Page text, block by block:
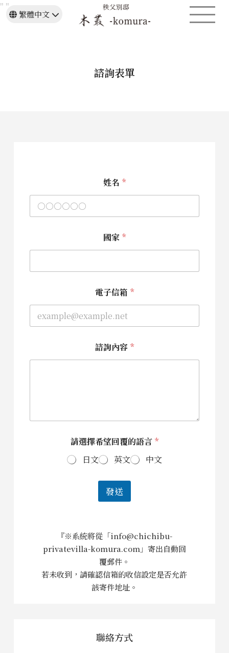
" "
繁體中文
諮詢表單
姓名 *
子
信
*
子
信
箱
國家 *
電子信箱 *
諮詢內容 *
請選擇希望回覆的語言 *
日文
英文 中文
發送
『※系統將從「info@chichibu-
privatevilla-komura.com」寄出自動回
覆郵件。
若未收到，請確認信箱的收信設定是否允許
該寄件地址。
聯絡方式